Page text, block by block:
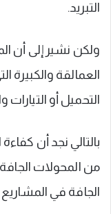
التبريد.
ولكن نشير إلى أن
العمالقة والكبيرة
التحميل أو التيارات
بالتالي نجد أن
من المحولات
الجافة في